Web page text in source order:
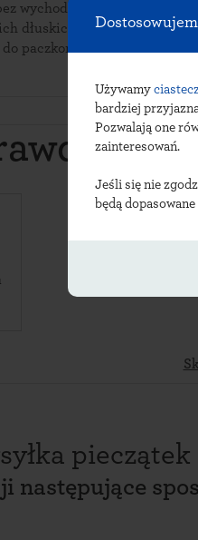
Używamy
bardziej
Pozwalają one
zainteresowań.
Jeśli się nie
będą
z domu. Bogata oferta wzorów
Pieczątki wykonywane są
paczkomatów w Długiej
pieczątek
następujące